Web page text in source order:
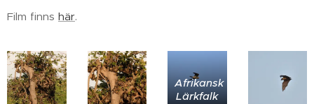
Film finns här.
Afrikansk
Lärkfalk